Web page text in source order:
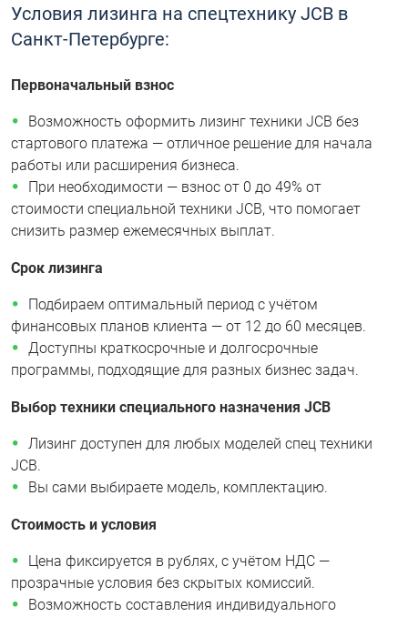
Условия лизинга на спецтехнику JCB в
Санкт-Петербурге:
Первоначальный взнос
Возможность оформить лизинг техники JCB без
стартового платежа — отличное решение для начала
работы или расширения бизнеса.
При необходимости — взнос от 0 до 49% от
стоимости специальной техники JCB, что помогает
снизить размер ежемесячных выплат.
Срок лизинга
Подбираем оптимальный период с учётом
финансовых планов клиента — от 12 до 60 месяцев.
Доступны краткосрочные и долгосрочные
программы, подходящие для разных бизнес задач.
Выбор техники специального назначения JCB
Лизинг доступен для любых моделей спец техники
JCB.
Вы сами выбираете модель, комплектацию.
Стоимость и условия
Цена фиксируется в рублях, с учётом НДС —
прозрачные условия без скрытых комиссий.
Возможность составления индивидуального